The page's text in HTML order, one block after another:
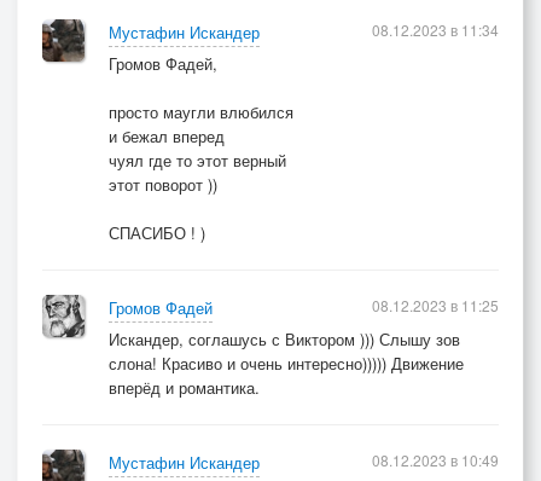
Мустафин Искандер
Громов Фадей,
просто маугли влюбился
и бежал вперед
чуял где то этот верный
этот поворот ))
СПАСИБО ! )
08.12.2023 в 11:34
Громов Фадей
Искандер, соглашусь с Виктором ))) Слышу зов
слона! Красиво и очень интересно))))) Движение
вперёд и романтика.
08.12.2023 в 11:25
Мустафин Искандер
08.12.2023 в 10:49